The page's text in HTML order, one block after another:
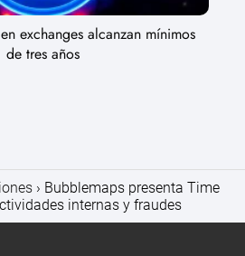
exchanges alcanzan mínimos
de tres años
Bubblemaps presenta Time
internas y fraudes